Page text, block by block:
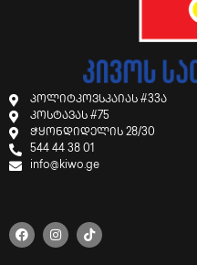
პოლიტკოვსკაიას #33ა
კოსტავას #75
ჭყონდიდელის 28/30
544 44 38 01
info@kiwo.ge